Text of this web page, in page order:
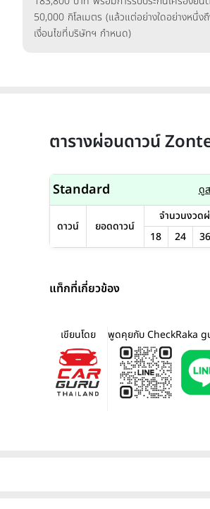
50,000 กิโลเมตร (แล้วแต่อย่างใดอย่างหนึ่
เงื่อนไขที่บริษัทฯ กำหนด)
ตารางผ่อนดาวน์
Standard ดู
ดาวน์ ยอดดาวน์
จำนวนงวด
18
24 36
แท็กที่เกี่ยวข้อง
เขียนโดย พูดคุยกับ CheckRaka